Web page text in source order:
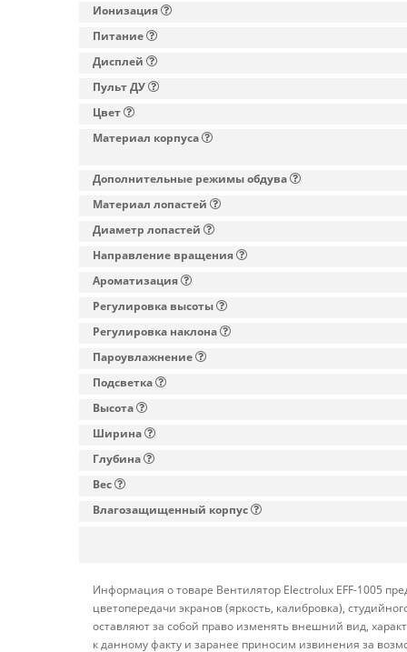
Ионизация
Питание
Дисплей
Пульт ДУ
Цвет
Материал корпуса
Дополнительные режимы обдува
Материал лопастей
Диаметр лопастей
Направление вращения
Ароматизация
Регулировка высоты
Регулировка наклона
Пароувлажнение
Подсветка
Высота
Ширина
Глубина
Вес
Влагозащищенный корпус
Информация о товаре Вентилятор Electrolux EFF-1005
цветопередачи экранов (яркость, калибровка),
оставляют за собой право изменять внешний вид,
к данному факту и заранее приносим извинения за